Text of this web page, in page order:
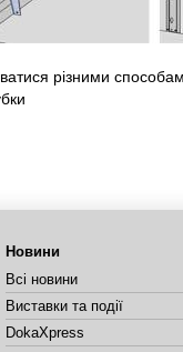
різними
Новини
Всі новини
Виставки та події
DokaXpress